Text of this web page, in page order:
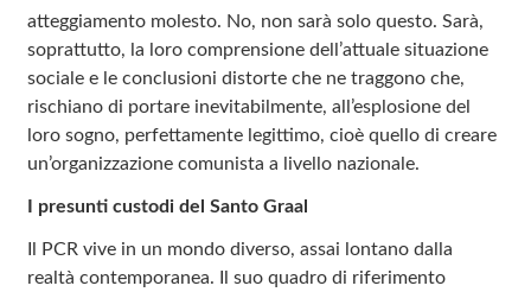
atteggiamento molesto. No, non sarà solo questo. Sarà,
soprattutto, la loro comprensione dell’attuale situazione
sociale e le conclusioni distorte che ne traggono che,
rischiano di portare inevitabilmente, all’esplosione del
loro sogno, perfettamente legittimo, cioè quello di creare
un’organizzazione comunista a livello nazionale.
I presunti custodi del Santo Graal
Il PCR vive in un mondo diverso, assai lontano dalla
realtà contemporanea. Il suo quadro di riferimento